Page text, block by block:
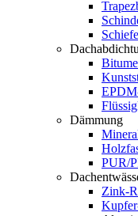
Dämmung
PUR/
Zink-